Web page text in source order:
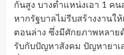
กันสูง บางตำแหน่งเอา 1 ค
หากรัฐบาลไม่รีบสร้างงานใ
ตอนล่าง ซึ่งมีศักยภาพหลาย
รับกับปัญหาสังคม ปัญหายา